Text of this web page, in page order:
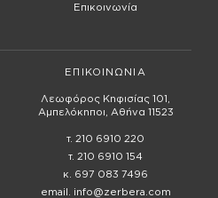
Επικοινωνία
ΕΠΙΚΟΙΝΩΝΙΑ
Λεωφόρος Κηφισίας 101,
Αμπελόκηποι, Αθήνα 11523
τ. 210 6910 220
τ. 210 6910 154
κ. 697 083 7496
email. info@zerbera.com